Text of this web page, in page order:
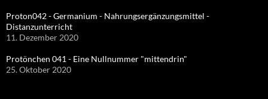
Proton042 - Germanium - Nahrungsergänzungsmittel -
Distanzunterricht
11. Dezember 2020
Protönchen 041 - Eine Nullnummer "mittendrin"
25. Oktober 2020